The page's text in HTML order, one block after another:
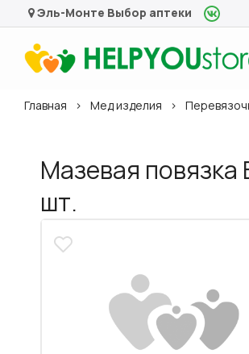
Эль-Монте Выбор аптеки
Главная Мед изделия
Мазевая повязка
шт.